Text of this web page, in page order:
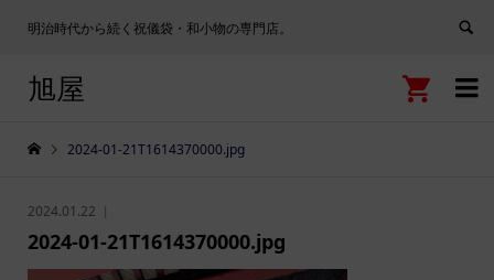
明治時代から続く祝儀袋・和小物の専門店。

旭屋 
2024-01-21T1614370000.jpg
2024.01.22
2024-01-21T1614370000.jpg